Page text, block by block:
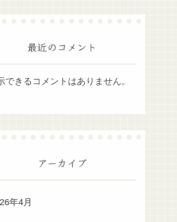
最近のコメント
できるコメントはありません。
アーカイブ
年4月